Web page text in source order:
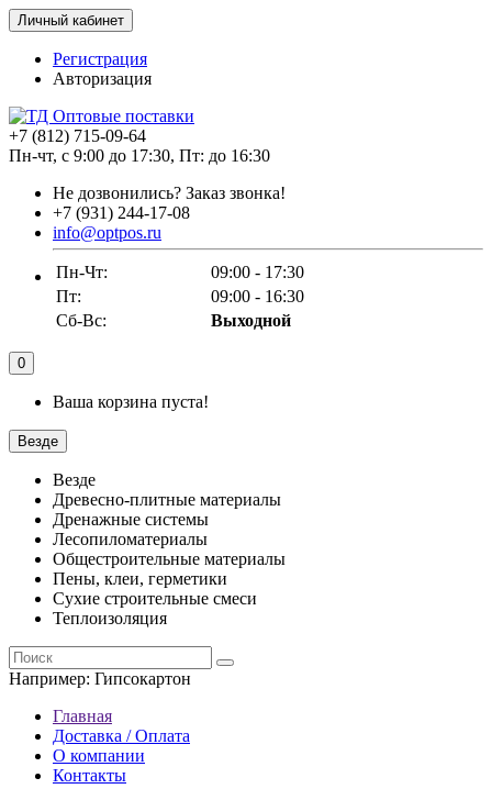
Личный кабинет
Регистрация
Авторизация
+7 (812) 715-09-64
Пн-чт, с 9:00 до 17:30, Пт: до 16:30
Не дозвонились? Заказ звонка!
+7 (931) 244-17-08
info@optpos.ru
Пн-Чт:
09:00 - 17:30
Пт:
09:00 - 16:30
Сб-Вс:
Выходной
0
Ваша корзина пуста!
Везде
Везде
Древесно-плитные материалы
Дренажные системы
Лесопиломатериалы
Общестроительные материалы
Пены, клеи, герметики
Сухие строительные смеси
Теплоизоляция
Например: Гипсокартон
Главная
Доставка / Оплата
О компании
Контакты